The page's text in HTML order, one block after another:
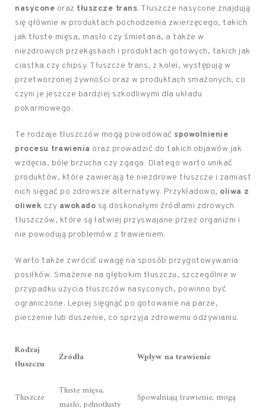
nasycone oraz tłuszcze trans. Tłuszcze nasycone znajdują
się głównie w produktach pochodzenia zwierzęcego, takich
jak tłuste mięsa, masło czy śmietana, a także w
niezdrowych przekąskach i produktach gotowych, takich jak
ciastka czy chipsy. Tłuszcze trans, z kolei, występują w
przetworzonej żywności oraz w produktach smażonych, co
czyni je jeszcze bardziej szkodliwymi dla układu
pokarmowego.
Te rodzaje tłuszczów mogą powodować spowolnienie
procesu trawienia oraz prowadzić do takich objawów jak
wzdęcia, bóle brzucha czy zgaga. Dlatego warto unikać
produktów, które zawierają te niezdrowe tłuszcze i zamiast
nich sięgać po zdrowsze alternatywy. Przykładowo, oliwa z
oliwek czy awokado są doskonałymi źródłami zdrowych
tłuszczów, które są łatwiej przyswajane przez organizm i
nie powodują problemów z trawieniem.
Warto także zwrócić uwagę na sposób przygotowywania
posiłków. Smażenie na głębokim tłuszczu, szczególnie w
przypadku użycia tłuszczów nasyconych, powinno być
ograniczone. Lepiej sięgnąć po gotowanie na parze,
pieczenie lub duszenie, co sprzyja zdrowemu odżywianiu.
Rodzaj
tłuszczu
Źródła Wpływ na trawienie
Tłuszcze
Tłuste mięsa,
masło, pełnotłusty
Spowalniają trawienie, mogą